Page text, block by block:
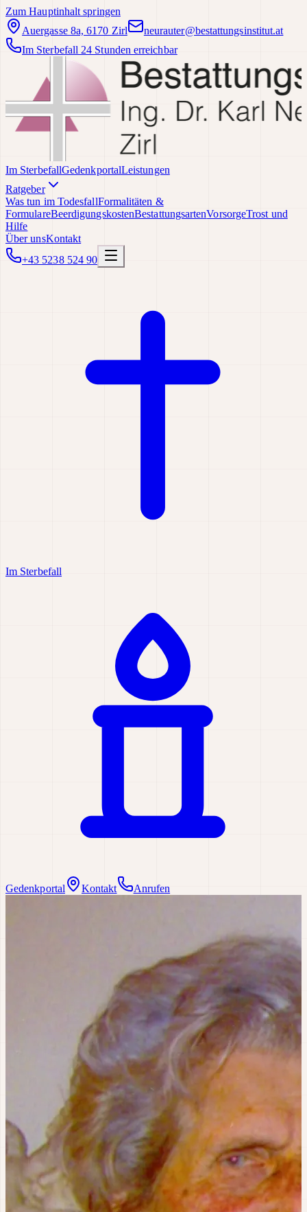
Zum Hauptinhalt springen
Auergasse 8a, 6170 Zirl
neurauter@bestattungsinstitut.at
Im Sterbefall 24 Stunden erreichbar
Im SterbefallGedenkportalLeistungen
Ratgeber
Was tun im TodesfallFormalitäten &
FormulareBeerdigungskostenBestattungsartenVorsorgeTrost und
Hilfe
Über unsKontakt
+43 5238 524 90
Im Sterbefall
Gedenkportal Kontakt Anrufen